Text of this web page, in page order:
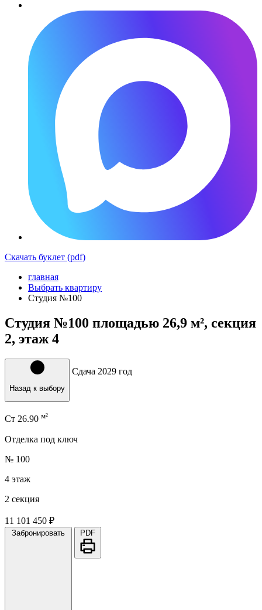
Скачать буклет (pdf)
главная
Выбрать квартиру
Студия №100
Студия №100 площадью 26,9 м², секция
2, этаж 4
Назад к выбору
Сдача 2029 год
Ст 26.90 м²
Отделка под ключ
№ 100
4 этаж
2 секция
11 101 450 ₽
Забронировать PDF